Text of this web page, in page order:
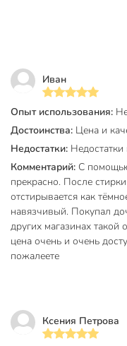
Иван
Опыт использования:
Достоинства: Цена и
Недостатки:
Комментарий: С
прекрасно. После
отстирывается как
навязчивый. Покупал
других магазинах такой
цена очень и очень
пожалеете
Ксения Петрова